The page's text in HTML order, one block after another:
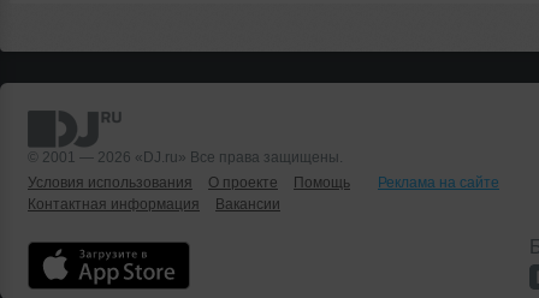
© 2001 — 2026 «DJ.ru» Все права защищены.
Условия использования
О проекте Помощь
Реклама на сайте
Контактная информация
Вакансии